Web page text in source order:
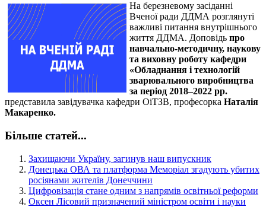
На березневому засіданні
Вченої ради ДДМА розглянуті
важливі питання внутрішнього
життя ДДМА. Доповідь про
навчально-методичну, наукову
та виховну роботу кафедри
«Обладнання і технологій
зварювального виробництва
за період 2018–2022 рр.
представила завідувачка кафедри ОіТЗВ, професорка Наталія
Макаренко.
Більше статей...
Захищаючи Україну, загинув наш випускник
Донецька ОВА та платформа Меморіал згадують убитих
росіянами жителів Донеччини
Цифровізація стане одним з напрямів освітньої реформи
Оксен Лісовий призначений міністром освіти і науки